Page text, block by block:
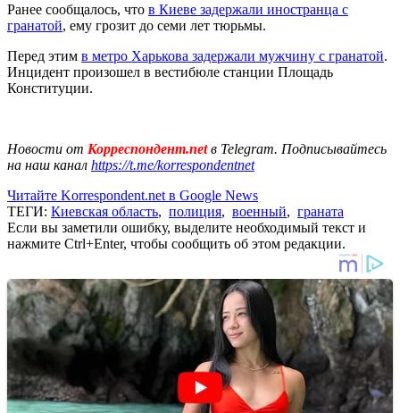
Ранее сообщалось, что в Киеве задержали иностранца с
гранатой, ему грозит до семи лет тюрьмы.
Перед этим в метро Харькова задержали мужчину с гранатой.
Инцидент произошел в вестибюле станции Площадь
Конституции.
Новости от Корреспондент.netв Telegram. Подписывайтесь
на наш канал https://t.me/korrespondentnet
Читайте Korrespondent.net в Google News
ТЕГИ: Киевская область, полиция, военный, граната
Если вы заметили ошибку, выделите необходимый текст и
нажмите Ctrl+Enter, чтобы сообщить об этом редакции.